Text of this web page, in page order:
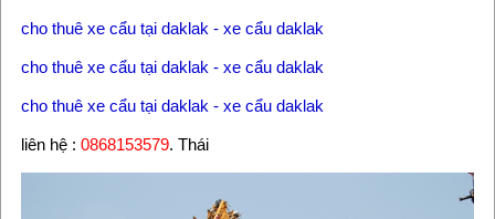
cho thuê xe cẩu tại daklak - xe cẩu daklak
cho thuê xe cẩu tại daklak - xe cẩu daklak
cho thuê xe cẩu tại daklak - xe cẩu daklak
liên hệ : 0868153579. Thái